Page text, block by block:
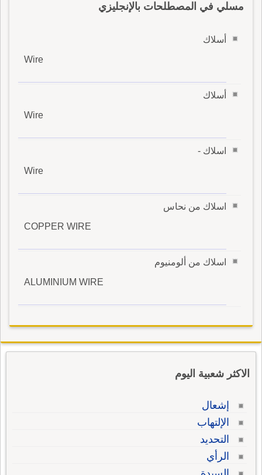
مسلي في المصطلحات بالإنجليزي
أسلاك
Wire
أسلاك
Wire
اسلاك -
Wire
اسلاك من نحاس
COPPER WIRE
اسلاك من ألومنيوم
ALUMINIUM WIRE
الاكثر شعبية اليوم
إشعال
الإلتهاب
التحديد
الرأي